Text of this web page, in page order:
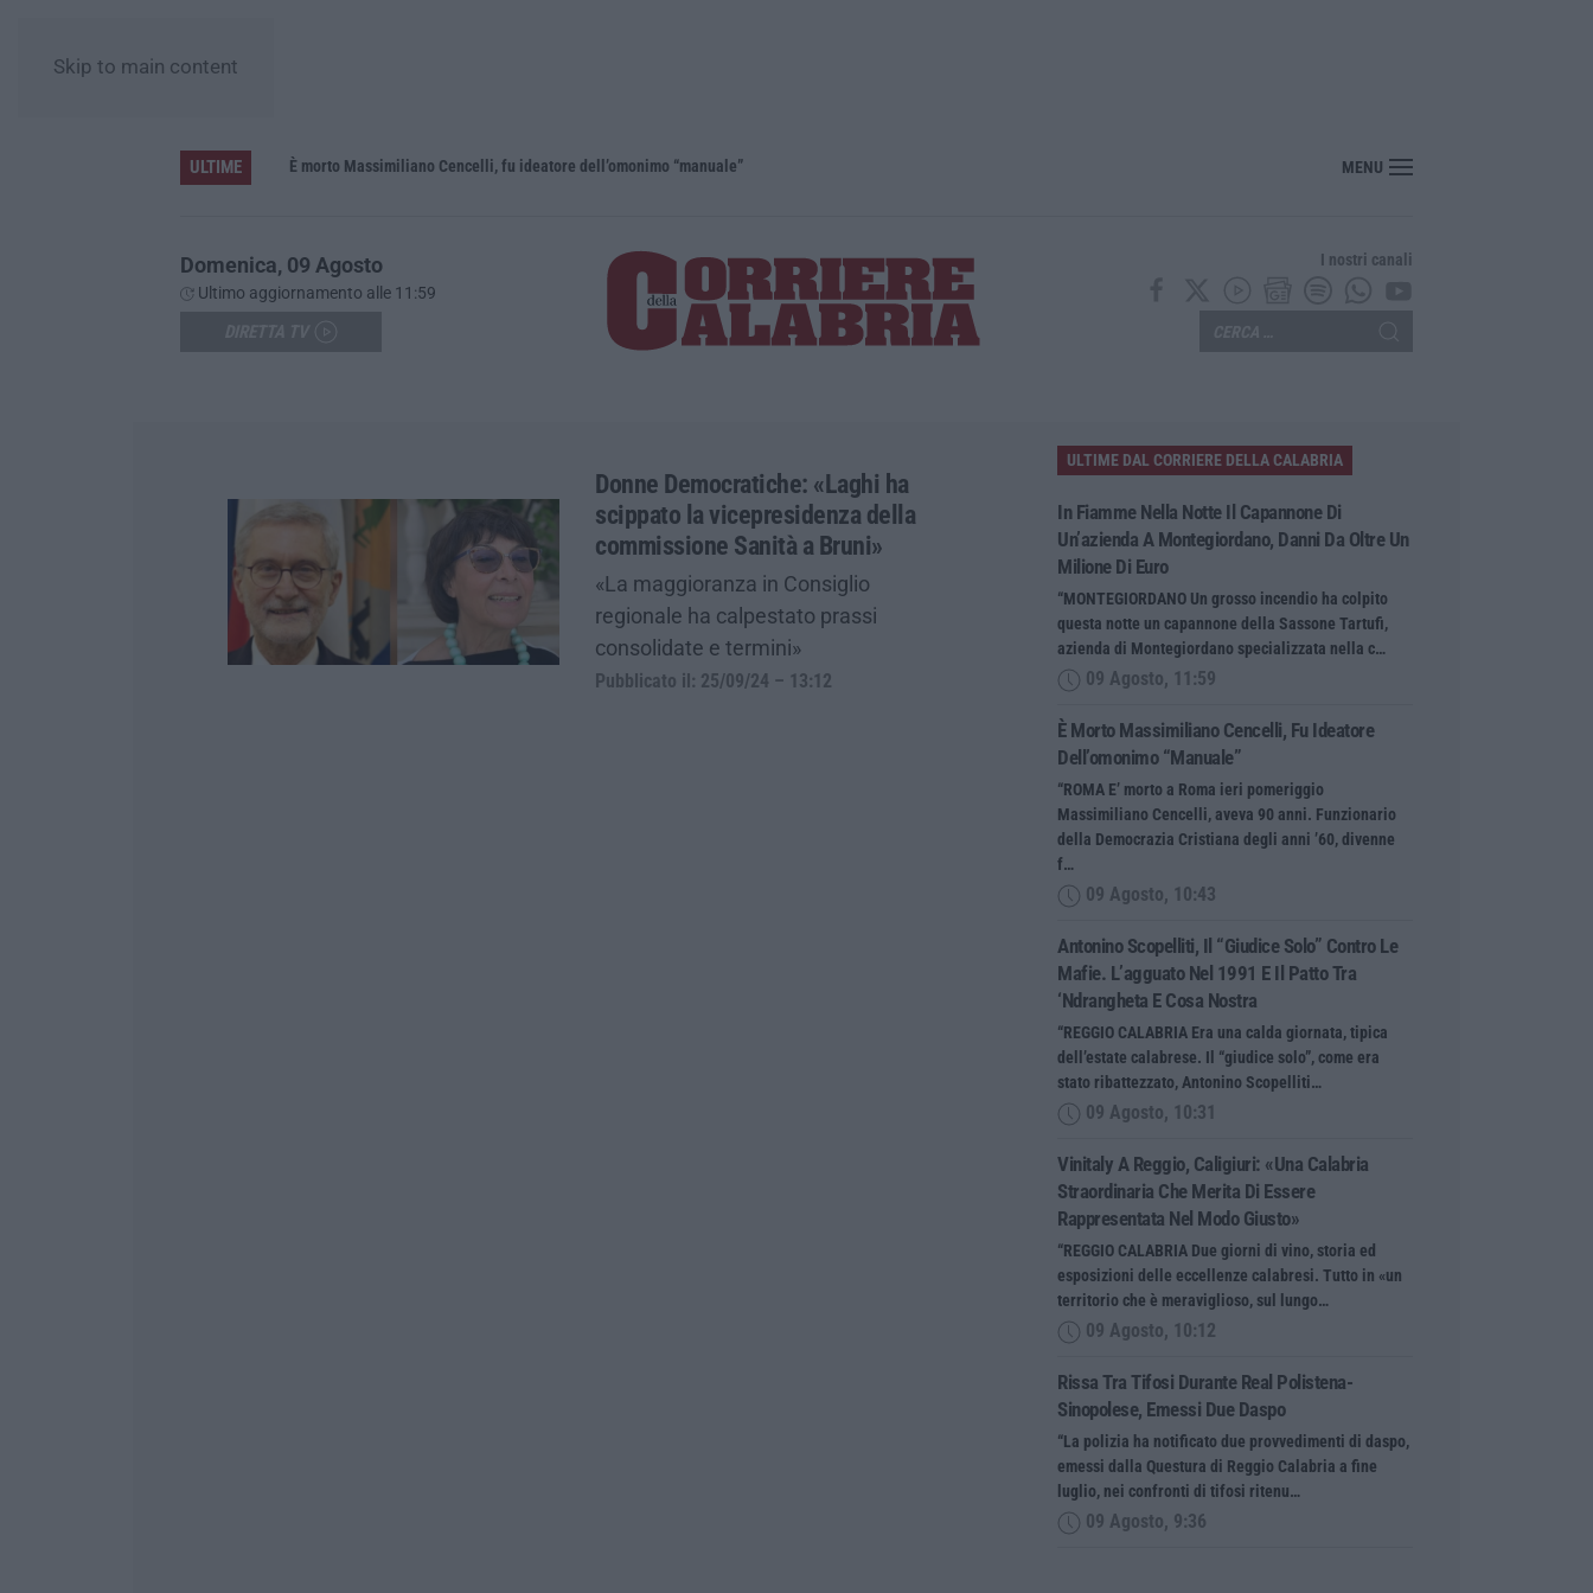
Skip to main content
ULTIME
In fiamme nella notte il capannone di un’azienda a Montegiordano, danni da oltre un milione di euro È morto Massimiliano Cencelli, fu ideatore dell’omonimo “manuale” MENU
Domenica, 09 Agosto
Ultimo aggiornamento alle 11:59
I nostri canali
Donne Democratiche: «Laghi ha
scippato la vicepresidenza della
commissione Sanità a Bruni»
«La maggioranza in Consiglio
regionale ha calpestato prassi
consolidate e termini»
Pubblicato il: 25/09/24 – 13:12
ULTIME DAL CORRIERE DELLA CALABRIA
In Fiamme Nella Notte Il Capannone Di
Un’azienda A Montegiordano, Danni Da Oltre Un
Milione Di Euro
“MONTEGIORDANO Un grosso incendio ha colpito
questa notte un capannone della Sassone Tartufi,
azienda di Montegiordano specializzata nella c…
09 Agosto, 11:59
È Morto Massimiliano Cencelli, Fu Ideatore
Dell’omonimo “manuale”
“ROMA E’ morto a Roma ieri pomeriggio
Massimiliano Cencelli, aveva 90 anni. Funzionario
della Democrazia Cristiana degli anni ’60, divenne
f…
09 Agosto, 10:43
Antonino Scopelliti, Il “giudice Solo” Contro Le
Mafie. L’agguato Nel 1991 E Il Patto Tra
‘ndrangheta E Cosa Nostra
“REGGIO CALABRIA Era una calda giornata, tipica
dell’estate calabrese. Il “giudice solo”, come era
stato ribattezzato, Antonino Scopelliti…
09 Agosto, 10:31
Vinitaly A Reggio, Caligiuri: «Una Calabria
Straordinaria Che Merita Di Essere
Rappresentata Nel Modo Giusto»
“REGGIO CALABRIA Due giorni di vino, storia ed
esposizioni delle eccellenze calabresi. Tutto in «un
territorio che è meraviglioso, sul lungo…
09 Agosto, 10:12
Rissa Tra Tifosi Durante Real Polistena-
Sinopolese, Emessi Due Daspo
“La polizia ha notificato due provvedimenti di daspo,
emessi dalla Questura di Reggio Calabria a fine
luglio, nei confronti di tifosi ritenu…
09 Agosto, 9:36